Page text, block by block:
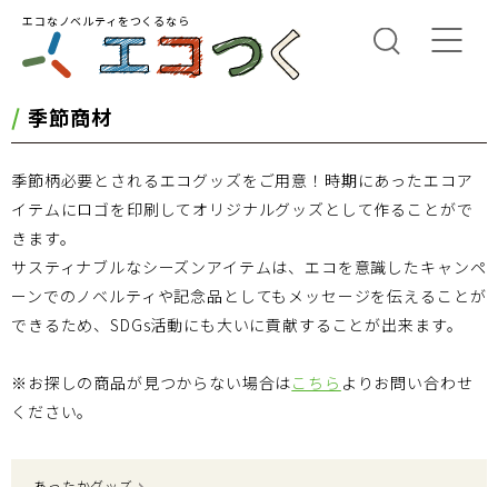
エコなノベルティをつくるなら
季節商材
季節柄必要とされるエコグッズをご用意！時期にあったエコア
イテムにロゴを印刷してオリジナルグッズとして作ることがで
きます。
サスティナブルなシーズンアイテムは、エコを意識したキャンペ
ーンでのノベルティや記念品としてもメッセージを伝えることが
できるため、SDGs活動にも大いに貢献することが出来ます。
※お探しの商品が見つからない場合はこちら よりお問い合わせ
ください。